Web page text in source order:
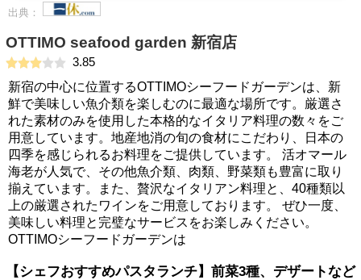
出典：
OTTIMO seafood garden 新宿店
3.85
新宿の中心に位置するOTTIMOシーフードガーデンは、新
鮮で美味しい魚介類を楽しむのに最適な場所です。厳選さ
れた素材のみを使用した本格的なイタリア料理の数々をご
用意しています。地産地消の旬の食材にこだわり、日本の
四季を感じられるお料理をご提供しています。 活オマール
海老が人気で、その他魚介類、肉類、野菜類も豊富に取り
揃えています。また、贅沢なイタリアン料理と、40種類以
上の厳選されたワインをご用意しております。 ぜひ一度、
美味しい料理と完璧なサービスをお楽しみください。
OTTIMOシーフードガーデンは
【シェフおすすめパスタランチ】前菜3種、デザートなど